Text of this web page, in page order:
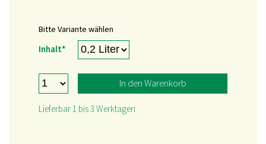
Bitte Variante wählen
Pflichtfeld
Inhalt*
In den Warenkorb
Lieferbar 1 bis 3 Werktagen